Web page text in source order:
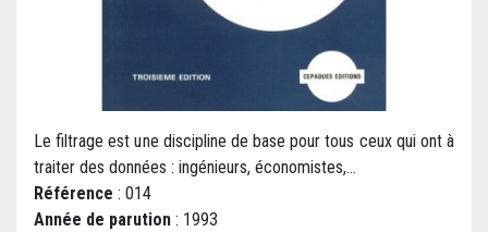
Le filtrage est une discipline de base pour tous ceux qui ont à
traiter des données : ingénieurs, économistes,...
Référence : 014
Année de parution : 1993